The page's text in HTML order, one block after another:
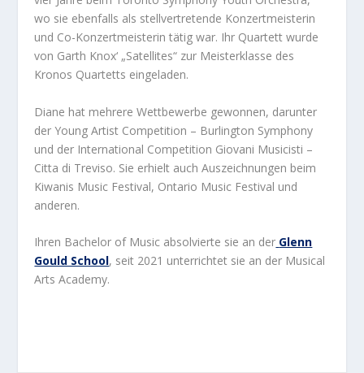
wo sie ebenfalls als stellvertretende Konzertmeisterin
und Co-Konzertmeisterin tätig war. Ihr Quartett wurde
von Garth Knox‘ „Satellites“ zur Meisterklasse des
Kronos Quartetts eingeladen.
Diane hat mehrere Wettbewerbe gewonnen, darunter
der Young Artist Competition – Burlington Symphony
und der International Competition Giovani Musicisti –
Citta di Treviso. Sie erhielt auch Auszeichnungen beim
Kiwanis Music Festival, Ontario Music Festival und
anderen.
Ihren Bachelor of Music absolvierte sie an der Glenn
Gould School, seit 2021 unterrichtet sie an der Musical
Arts Academy.